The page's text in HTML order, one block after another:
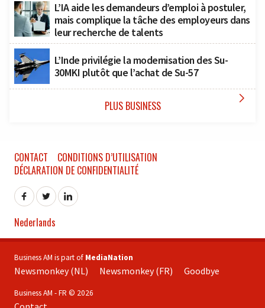
L’IA aide les demandeurs d’emploi à postuler,
mais complique la tâche des employeurs dans
leur recherche de talents
L’Inde privilégie la modernisation des Su-
30MKI plutôt que l’achat de Su-57
PLUS BUSINESS 
CONTACT
CONDITIONS D’UTILISATION
DÉCLARATION DE CONFIDENTIALITÉ
Nederlands
Business AM is part of MediaNation
Newsmonkey (NL) Newsmonkey (FR) Goodbye
Business AM - FR © 2026